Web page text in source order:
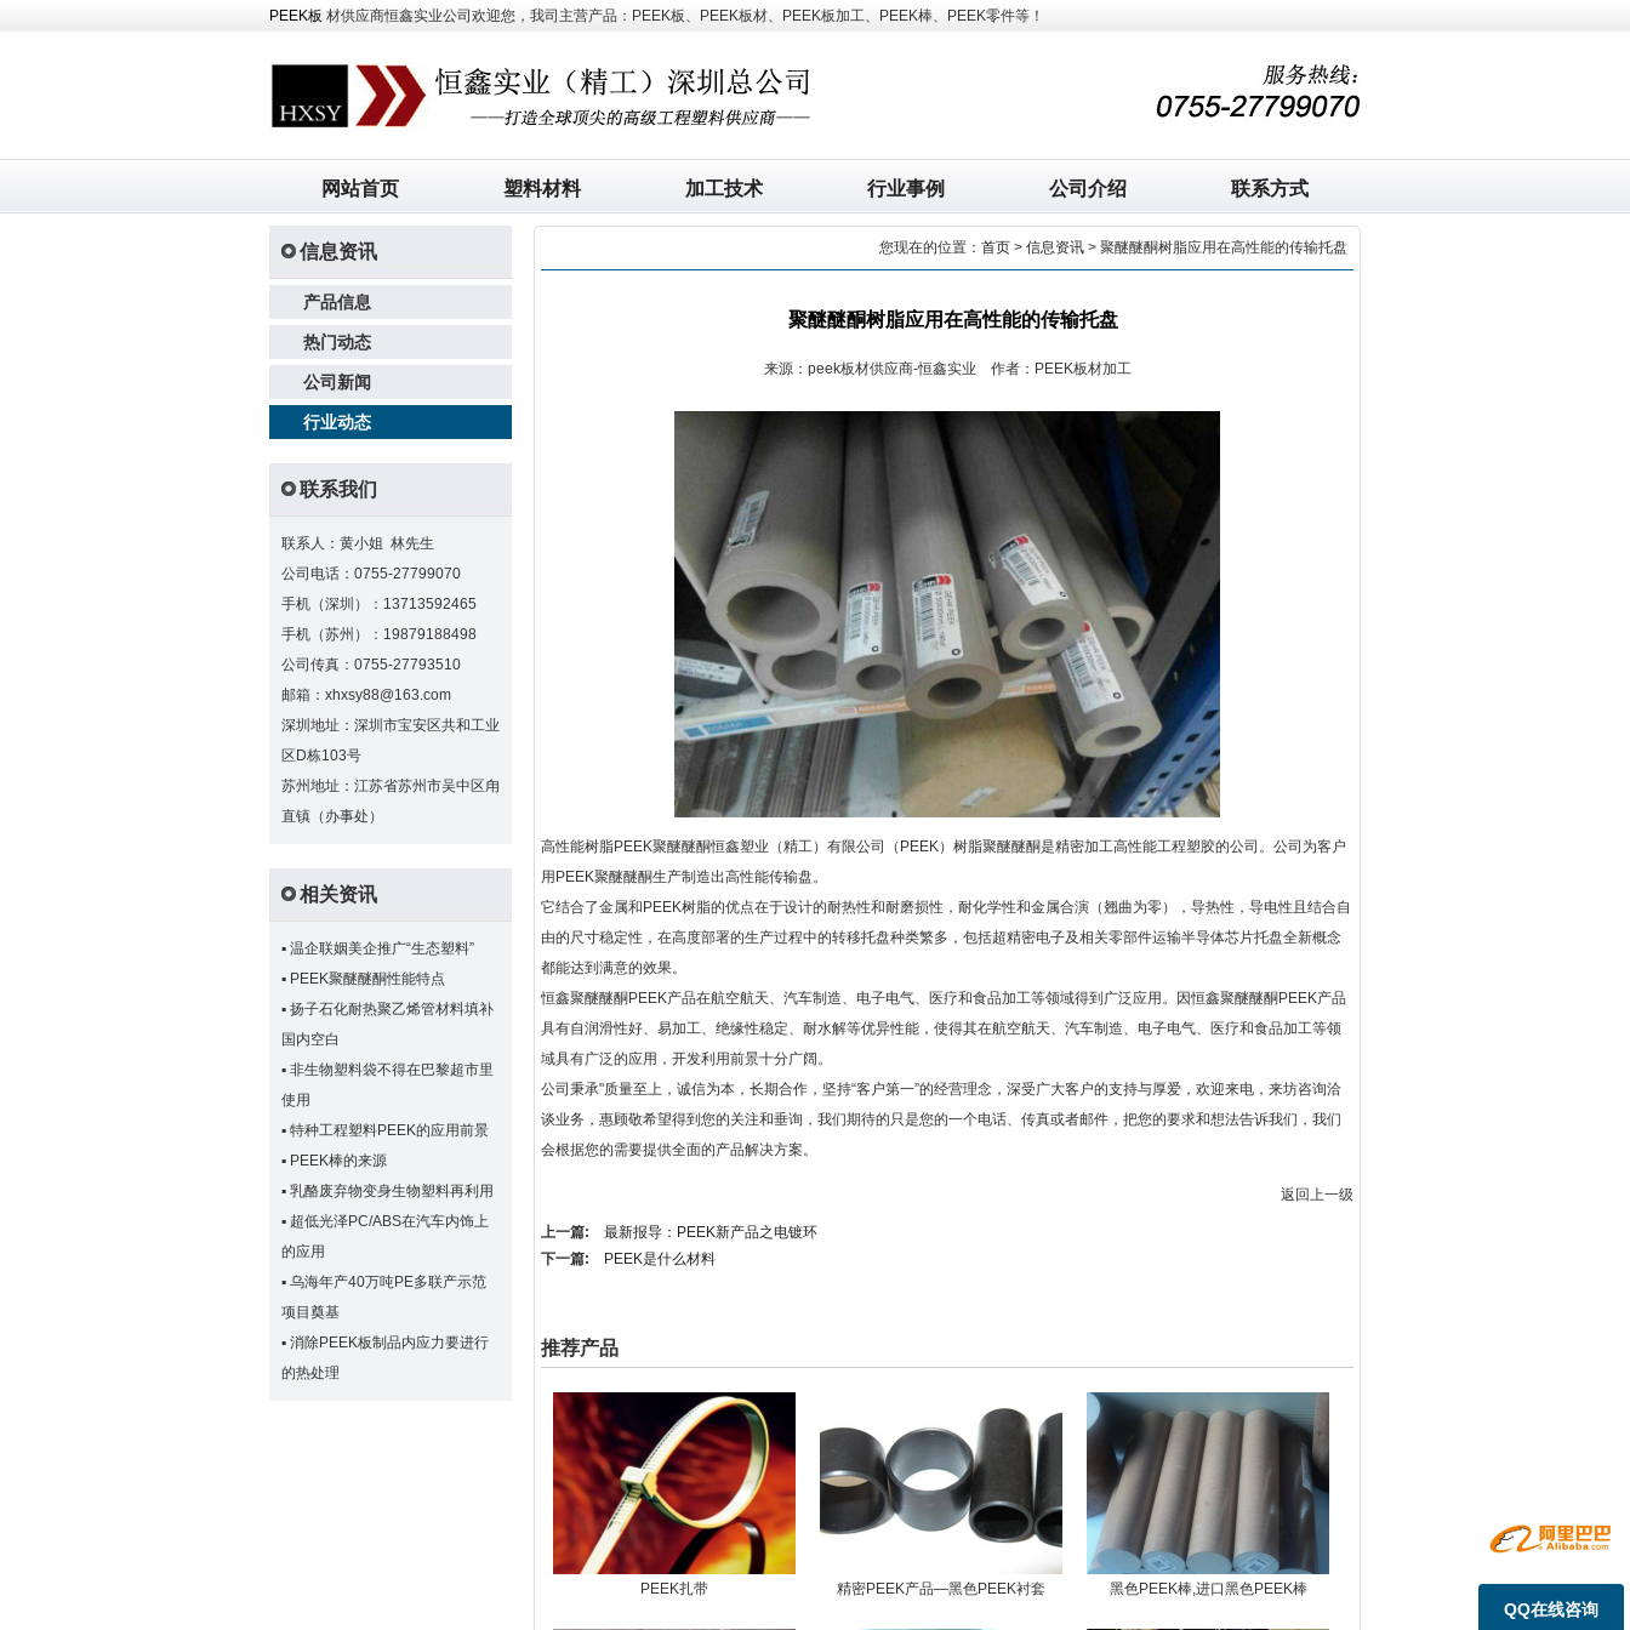
PEEK板 材供应商恒鑫实业公司欢迎您，我司主营产品：PEEK板、PEEK板材、PEEK板加工、PEEK棒、PEEK零件等！
网站首页 塑料材料 加工技术 行业事例 公司介绍 联系方式
信息资讯
产品信息
热门动态
公司新闻
行业动态
联系我们
联系人：黄小姐 林先生
公司电话：0755-27799070
手机（深圳）：13713592465
手机（苏州）：19879188498
公司传真：0755-27793510
邮箱：xhxsy88@163.com
深圳地址：深圳市宝安区共和工业
区D栋103号
苏州地址：江苏省苏州市吴中区甪
直镇（办事处）
相关资讯
▪ 温企联姻美企推广“生态塑料”
▪ PEEK聚醚醚酮性能特点
▪ 扬子石化耐热聚乙烯管材料填补
国内空白
▪ 非生物塑料袋不得在巴黎超市里
使用
▪ 特种工程塑料PEEK的应用前景
▪ PEEK棒的来源
▪ 乳酪废弃物变身生物塑料再利用
▪ 超低光泽PC/ABS在汽车内饰上
的应用
▪ 乌海年产40万吨PE多联产示范
项目奠基
▪ 消除PEEK板制品内应力要进行
的热处理
您现在的位置： 首页 > 信息资讯 > 聚醚醚酮树脂应用在高性能的传输托盘
聚醚醚酮树脂应用在高性能的传输托盘
来源：peek板材供应商-恒鑫实业 作者：PEEK板材加工
高性能树脂PEEK聚醚醚酮恒鑫塑业（精工）有限公司（PEEK）树脂聚醚醚酮是精密加工高性能工程塑胶的公司。公司为客户
用PEEK聚醚醚酮生产制造出高性能传输盘。
它结合了金属和PEEK树脂的优点在于设计的耐热性和耐磨损性，耐化学性和金属合演（翘曲为零），导热性，导电性且结合自
由的尺寸稳定性，在高度部署的生产过程中的转移托盘种类繁多，包括超精密电子及相关零部件运输半导体芯片托盘全新概念
都能达到满意的效果。
恒鑫聚醚醚酮PEEK产品在航空航天、汽车制造、电子电气、医疗和食品加工等领域得到广泛应用。因恒鑫聚醚醚酮PEEK产品
具有自润滑性好、易加工、绝缘性稳定、耐水解等优异性能，使得其在航空航天、汽车制造、电子电气、医疗和食品加工等领
域具有广泛的应用，开发利用前景十分广阔。
公司秉承"质量至上，诚信为本，长期合作，坚持“客户第一”的经营理念，深受广大客户的支持与厚爱，欢迎来电，来坊咨询洽
谈业务，惠顾敬希望得到您的关注和垂询，我们期待的只是您的一个电话、传真或者邮件，把您的要求和想法告诉我们，我们
会根据您的需要提供全面的产品解决方案。
返回上一级
上一篇: 最新报导：PEEK新产品之电镀环
下一篇: PEEK是什么材料
推荐产品
PEEK扎带 精密PEEK产品—黑色PEEK衬套 黑色PEEK棒,进口黑色PEEK棒
QQ在线咨询